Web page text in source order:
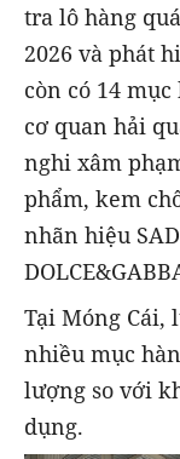
tra lô hàng
2026 và phát
còn có 14
cơ quan hải
nghi xâm
phẩm, kem
nhãn hiệu
Tại Móng Cái,
nhiều mục
lượng so với
dụng.